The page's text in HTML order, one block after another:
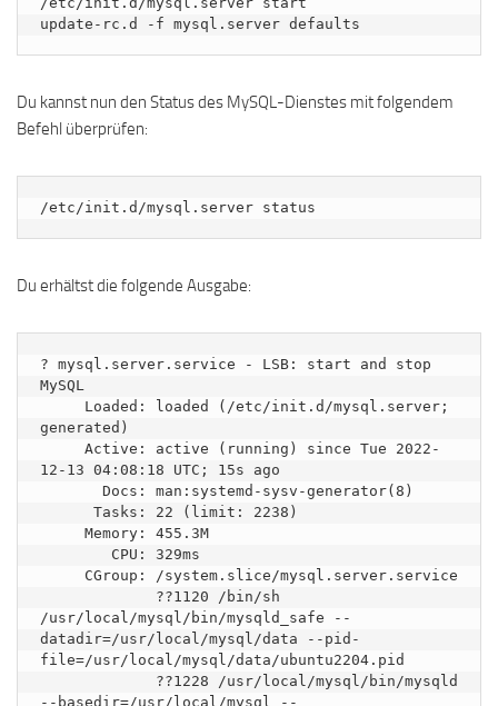
update-rc.d -f mysql.server defaults
Du kannst nun den Status des MySQL-Dienstes mit folgendem
Befehl überprüfen:
/etc/init.d/mysql.server status
Du erhältst die folgende Ausgabe:
? mysql.server.service - LSB: start and stop
MySQL
generated)
12-13 04:08:18 UTC; 15s ago
/usr/local/mysql/bin/mysqld_safe --
datadir=/usr/local/mysql/data --pid-
file=/usr/local/mysql/data/ubuntu2204.pid
--basedir=/usr/local/mysql --